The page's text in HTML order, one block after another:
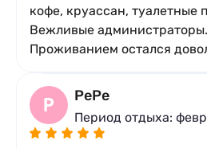
кофе, круассан, туалетные
Вежливые
Проживанием остался
P PePe
Период отдыха: